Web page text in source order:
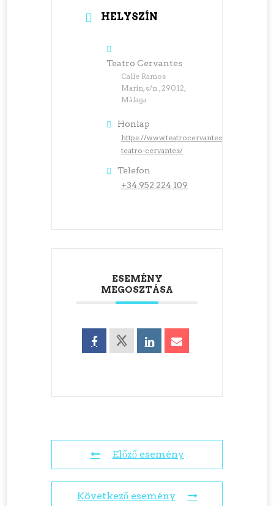
HELYSZÍN
Teatro Cervantes
Calle Ramos
Marín, s/n , 29012,
Málaga
Honlap
https://www.teatrocervantes.com/es/
teatro-cervantes/
Telefon
+34 952 224 109
ESEMÉNY
MEGOSZTÁSA
Előző esemény
Következő esemény